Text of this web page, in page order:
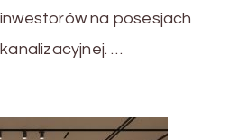
na posesjach
…